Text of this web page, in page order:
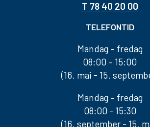
T 78 40 20 00
TELEFONTID
Mandag – fredag
08:00 – 15:00
(16. mai - 15.
Mandag – fredag
08:00 - 15:30
(16. september - 15.